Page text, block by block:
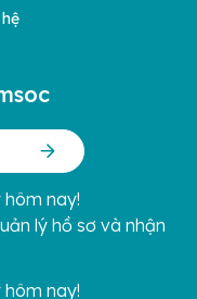
hôm nay!
lý hồ sơ và nhận
hôm nay!